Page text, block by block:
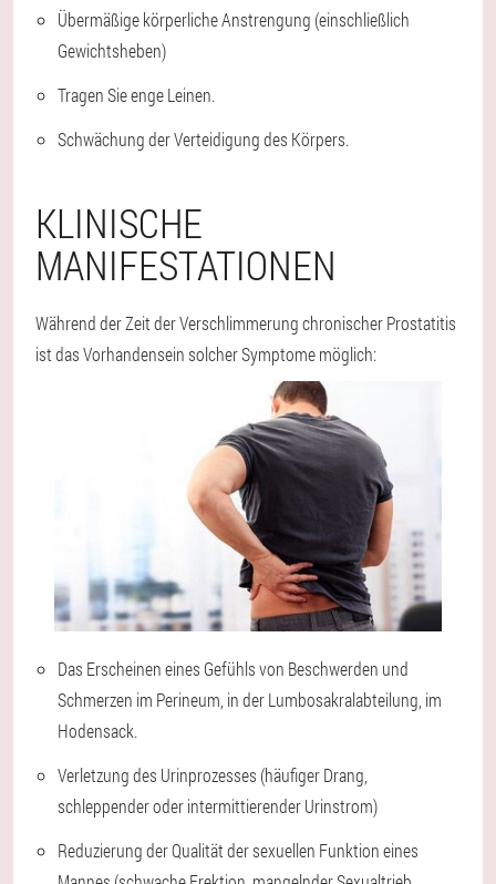
Übermäßige körperliche Anstrengung (einschließlich
Gewichtsheben)
Tragen Sie enge Leinen.
Schwächung der Verteidigung des Körpers.
KLINISCHE
MANIFESTATIONEN
Während der Zeit der Verschlimmerung chronischer Prostatitis
ist das Vorhandensein solcher Symptome möglich:
Das Erscheinen eines Gefühls von Beschwerden und
Schmerzen im Perineum, in der Lumbosakralabteilung, im
Hodensack.
Verletzung des Urinprozesses (häufiger Drang,
schleppender oder intermittierender Urinstrom)
Reduzierung der Qualität der sexuellen Funktion eines